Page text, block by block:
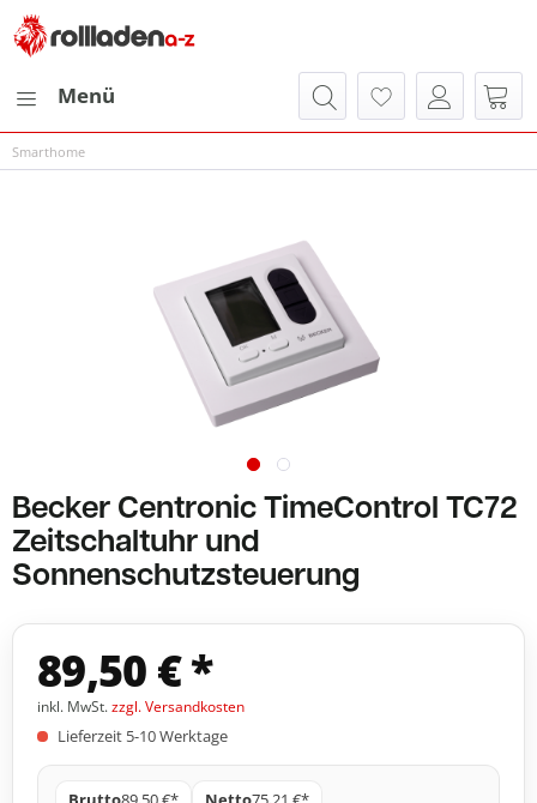
Menü
Smarthome
Becker Centronic TimeControl TC72
Zeitschaltuhr und
Sonnenschutzsteuerung
89,50 € *
inkl. MwSt.zzgl. Versandkosten
Lieferzeit 5-10 Werktage